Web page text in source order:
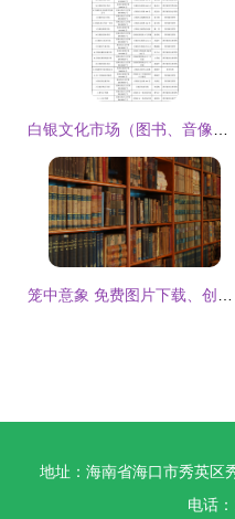
地址：海南省海口市秀英区
电话